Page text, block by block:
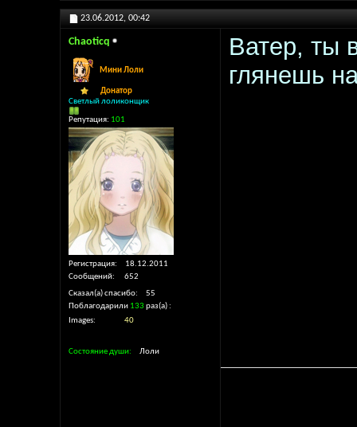
23.06.2012, 00:42
Chaoticq
Мини Лоли
Донатор
Светлый лоликонщик
Репутация: 101
Регистрация
18.12.2011
Сообщений
652
Сказал(а) спасибо
55
Поблагодарили 133 раз(а)
Images
40
Состояние души Лоли
Ватер, ты
глянешь